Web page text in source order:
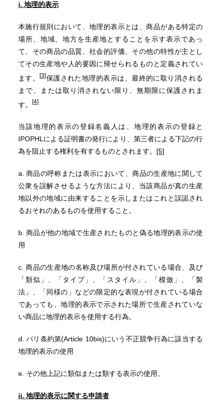
i. 地理的表示
本施行規則において、地理的表示とは、商品がある特定の
場所、地域、地方を生産地とすることを示す表示であっ
て、その商品の品質、社会的評価、その他の特性が主とし
てその生産地や人的要因に帰せられるものと定義されてい
ます。[3]保護された地理的表示は、最終的に取り消される
まで、または取り消されない限り、無期限に保護されま
す。
[4]
当該地理的表示の登録名義人は、地理的表示の登録と
IPOPHLによる証明書の発行により、第三者による下記の行
為を阻止する権利を有するものとされます。 [5]
a. 商品の呼称または表示において、商品の生産地に関して
公衆を誤解させるような方法により、当該商品が真の生産
地以外の地域に由来することを示しまたはこれと誤認され
るおそれのあるものを使用すること。
b. 商品が他の地域で生産されたものと偽る地理的表示の使
用
c. 商品の生産地の名称及び場所が付されている場合、及び
「類似」、「タイプ」、「スタイル」、「模倣」、「製
法」、「同様の」などの限定的な表現が付されている場合
であっても、地理的表示で示された場所で生産されていな
い商品に地理的表示を使用する行為。
d. パリ条約第(Article 10bis)にいう不正競争行為に該当する
地理的表示の使用
e. その他上記に類似または類する表示の使用。
ii. 地理的表示に関する申請者